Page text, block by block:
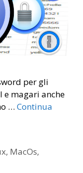
per gli
e magari anche
… Continua
, MacOs,